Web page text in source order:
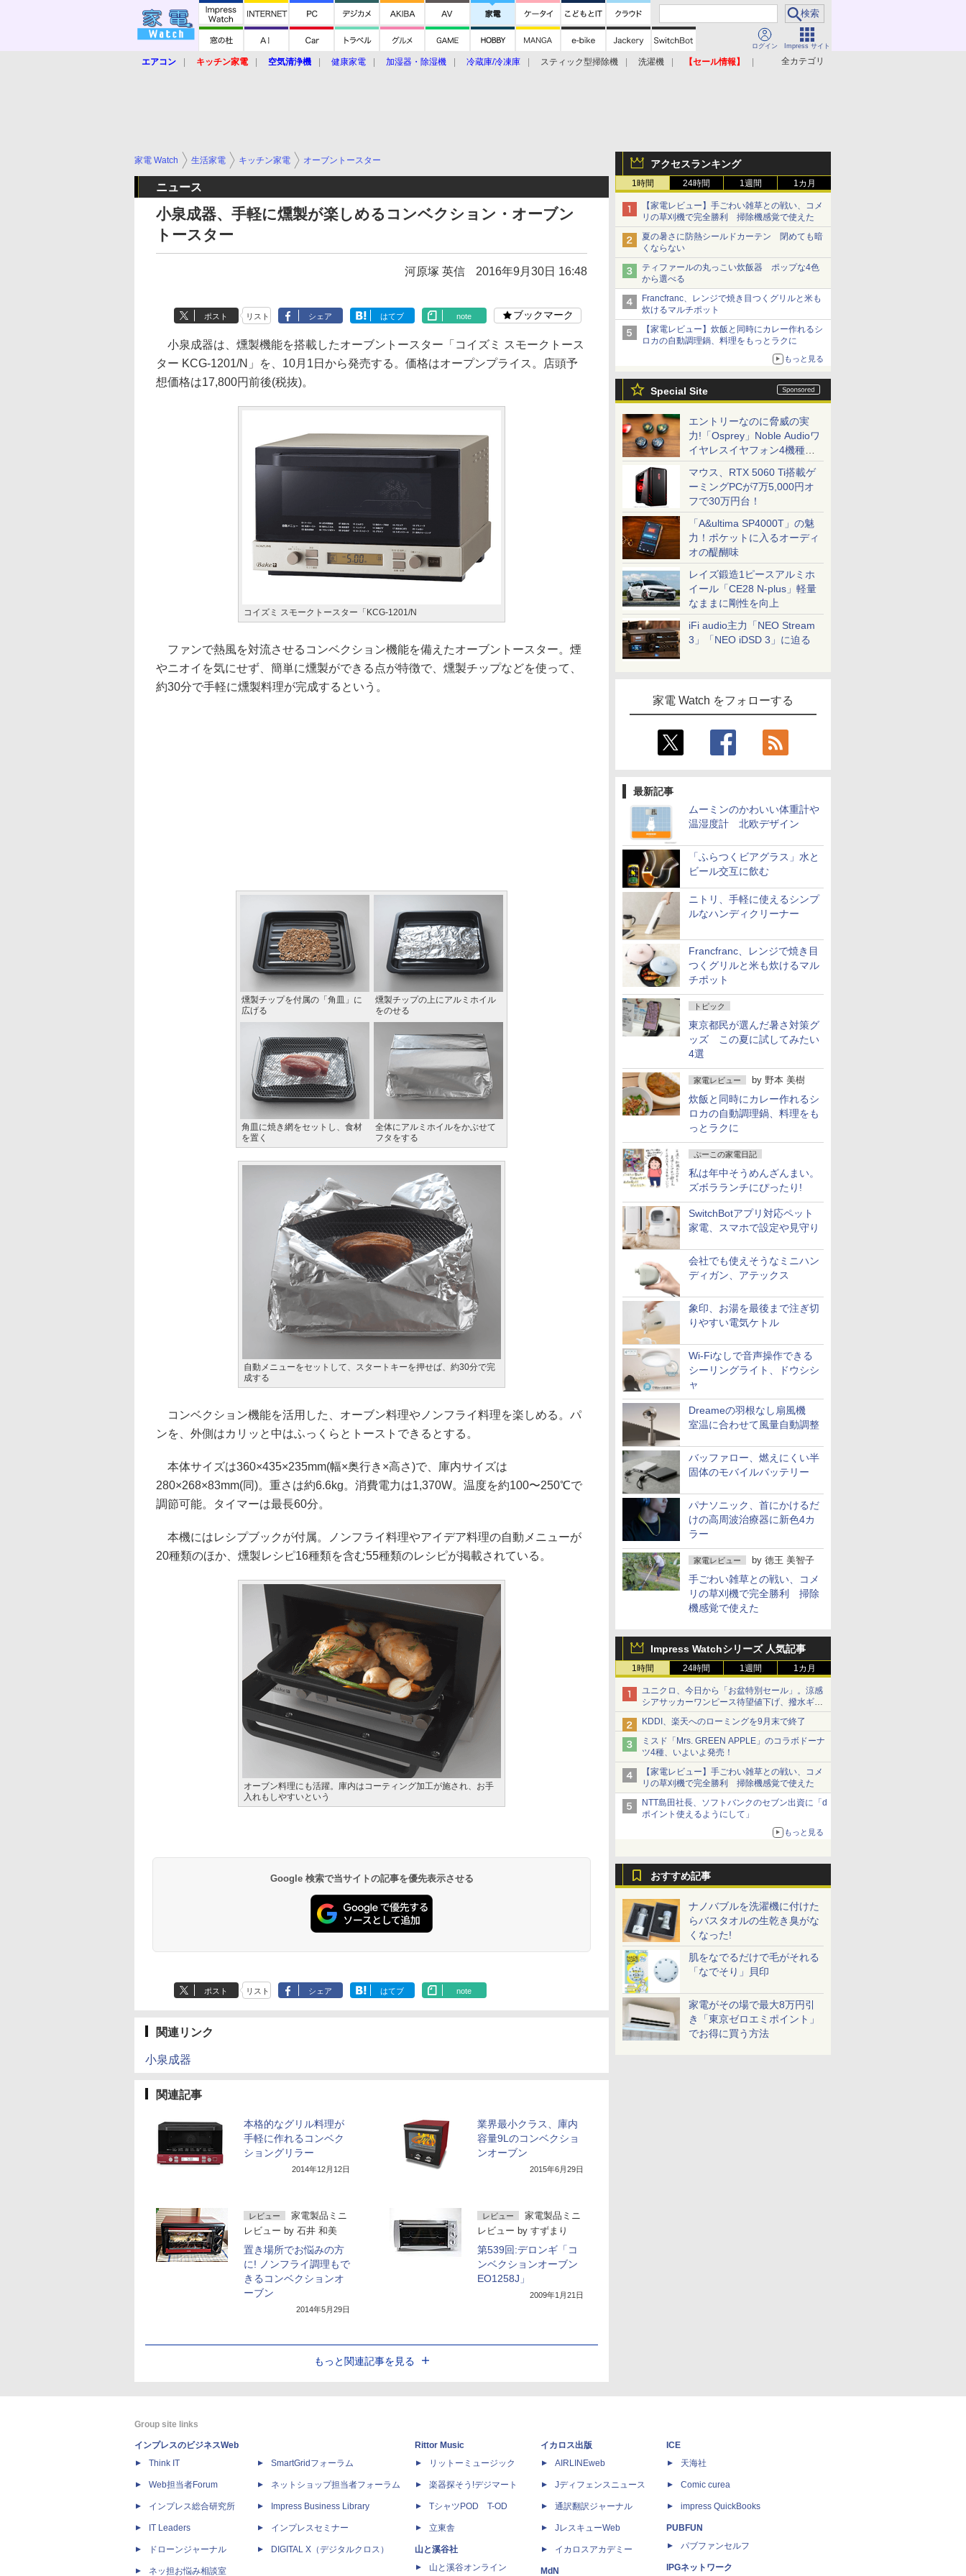
ログイン Impress サイト
全カテゴリ
エアコン キッチン家電 空気清浄機 健康家電 加湿器・除湿機 冷蔵庫/冷凍庫 スティック型掃除機 洗濯機
【セール情報】
アクセスランキング
1時間 24時間 1週間 1カ月
【家電レビュー】手ごわい雑草との戦い、コメ
リの草刈機で完全勝利 掃除機感覚で使えた
夏の暑さに防熱シールドカーテン 閉めても暗
くならない
ティファールの丸っこい炊飯器 ポップな4色
から選べる
Francfranc、レンジで焼き目つくグリルと米も
炊けるマルチポット
【家電レビュー】炊飯と同時にカレー作れるシ
ロカの自動調理鍋、料理をもっとラクに
もっと見る
Special Site
エントリーなのに脅威の実
力!「Osprey」Noble Audioワ
イヤレスイヤフォン4機種を
一気に聴く
マウス、RTX 5060 Ti搭載ゲ
ーミングPCが7万5,000円オ
フで30万円台！
「A&ultima SP4000T」の魅
力！ポケットに入るオーディ
オの醍醐味
レイズ鍛造1ピースアルミホ
イール「CE28 N-plus」軽量
なままに剛性を向上
iFi audio主力「NEO Stream
3」「NEO iDSD 3」に迫る
家電 Watch をフォローする
最新記事
ムーミンのかわいい体重計や
温湿度計 北欧デザイン
「ふらつくビアグラス」水と
ビール交互に飲む
ニトリ、手軽に使えるシンプ
ルなハンディクリーナー
Francfranc、レンジで焼き目
つくグリルと米も炊けるマル
チポット
トピック
東京都民が選んだ暑さ対策グ
ッズ この夏に試してみたい
4選
家電レビュー by 野本 美樹
炊飯と同時にカレー作れるシ
ロカの自動調理鍋、料理をも
っとラクに
ぷーこの家電日記
私は年中そうめんざんまい。
ズボラランチにぴったり!
SwitchBotアプリ対応ペット
家電、スマホで設定や見守り
会社でも使えそうなミニハン
ディガン、アテックス
象印、お湯を最後まで注ぎ切
りやすい電気ケトル
Wi-Fiなしで音声操作できる
シーリングライト、ドウシシ
ャ
Dreameの羽根なし扇風機
室温に合わせて風量自動調整
バッファロー、燃えにくい半
固体のモバイルバッテリー
パナソニック、首にかけるだ
けの高周波治療器に新色4カ
ラー
家電レビュー by 徳王 美智子
手ごわい雑草との戦い、コメ
リの草刈機で完全勝利 掃除
機感覚で使えた
Impress Watchシリーズ 人気記事
1時間 24時間 1週間 1カ月
ユニクロ、今日から「お盆特別セール」。涼感
シアサッカーワンピース待望値下げ、撥水ギア
ショーツは1990円に
KDDI、楽天へのローミングを9月末で終了
ミスド「Mrs. GREEN APPLE」のコラボドーナ
ツ4種、いよいよ発売！
【家電レビュー】手ごわい雑草との戦い、コメ
リの草刈機で完全勝利 掃除機感覚で使えた
NTT島田社長、ソフトバンクのセブン出資に「d
ポイント使えるようにして」
もっと見る
おすすめ記事
ナノバブルを洗濯機に付けた
らバスタオルの生乾き臭がな
くなった!
肌をなでるだけで毛がそれる
「なでそり」貝印
家電がその場で最大8万円引
き「東京ゼロエミポイント」
でお得に買う方法
家電 Watch 生活家電 キッチン家電 オーブントースター
ニュース
小泉成器、手軽に燻製が楽しめるコンベクション・オーブン
トースター
河原塚 英信 2016年9月30日 16:48
ポスト リスト シェア はてブ note ブックマーク
小泉成器は、燻製機能を搭載したオーブントースター「コイズミ スモークトース
ター KCG-1201/N」を、10月1日から発売する。価格はオープンプライス。店頭予
想価格は17,800円前後(税抜)。
コイズミ スモークトースター「KCG-1201/N
ファンで熱風を対流させるコンベクション機能を備えたオーブントースター。煙
やニオイを気にせず、簡単に燻製ができる点が特徴で、燻製チップなどを使って、
約30分で手軽に燻製料理が完成するという。
燻製チップを付属の「角皿」に
広げる
燻製チップの上にアルミホイル
をのせる
角皿に焼き網をセットし、食材
を置く
全体にアルミホイルをかぶせて
フタをする
自動メニューをセットして、スタートキーを押せば、約30分で完
成する
コンベクション機能を活用した、オーブン料理やノンフライ料理を楽しめる。パ
ンを、外側はカリッと中はふっくらとトーストできるとする。
本体サイズは360×435×235mm(幅×奥行き×高さ)で、庫内サイズは
280×268×83mm(同)。重さは約6.6kg。消費電力は1,370W。温度を約100〜250℃で
調節可能。タイマーは最長60分。
本機にはレシプブックが付属。ノンフライ料理やアイデア料理の自動メニューが
20種類のほか、燻製レシピ16種類を含む55種類のレシピが掲載されている。
オーブン料理にも活躍。庫内はコーティング加工が施され、お手
入れもしやすいという
Google 検索で当サイトの記事を優先表示させる
ポスト リスト シェア はてブ note
関連リンク
小泉成器
関連記事
本格的なグリル料理が
手軽に作れるコンベク
ショングリラー
2014年12月12日
業界最小クラス、庫内
容量9Lのコンベクショ
ンオーブン
2015年6月29日
レビュー
家電製品ミニ
レビュー by 石井 和美
置き場所でお悩みの方
に! ノンフライ調理もで
きるコンベクションオ
ーブン
2014年5月29日
レビュー
家電製品ミニ
レビュー by すずまり
第539回:デロンギ「コ
ンベクションオーブン
EO1258J」
2009年1月21日
もっと関連記事を見る
Group site links
インプレスのビジネスWeb
Think IT
Web担当者Forum
インプレス総合研究所
IT Leaders
ドローンジャーナル
ネッ担お悩み相談室
SmartGridフォーラム
ネットショップ担当者フォーラム
Impress Business Library
インプレスセミナー
DIGITAL X（デジタルクロス）
Rittor Music
リットーミュージック
楽器探そう!デジマート
TシャツPOD T-OD
立東舎
山と溪谷社
山と溪谷オンライン
イカロス出版
AIRLINEweb
Jディフェンスニュース
通訳翻訳ジャーナル
JレスキューWeb
イカロスアカデミー
MdN
ICE
天海社
Comic curea
impress QuickBooks
PUBFUN
パブファンセルフ
IPGネットワーク